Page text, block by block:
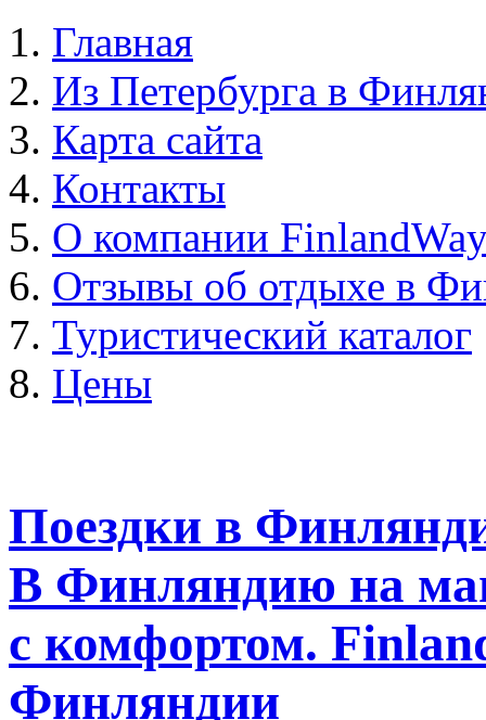
Главная
Из Петербурга в
Карта сайта
Контакты
О компании
Отзывы об отдыхе в
Туристический каталог
Цены
Поездки в
В Финляндию на
с комфортом.
Финляндии